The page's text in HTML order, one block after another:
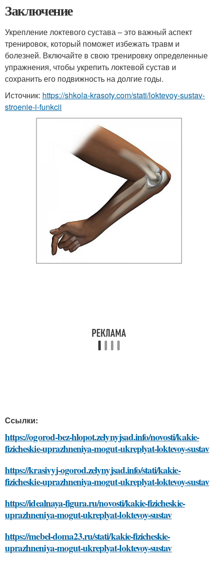
Заключение
Укрепление локтевого сустава – это важный аспект
тренировок, который поможет избежать травм и
болезней. Включайте в свою тренировку определенные
упражнения, чтобы укрепить локтевой сустав и
сохранить его подвижность на долгие годы.
Источник: https://shkola-krasoty.com/stati/loktevoy-sustav-
stroenie-i-funkcii
Ссылки:
https://ogorod-bez-hlopot.zelynyjsad.info/novosti/kakie-
fizicheskie-uprazhneniya-mogut-ukreplyat-loktevoy-sustav
https://krasivyj-ogorod.zelynyjsad.info/stati/kakie-
fizicheskie-uprazhneniya-mogut-ukreplyat-loktevoy-sustav
https://idealnaya-figura.ru/novosti/kakie-fizicheskie-
uprazhneniya-mogut-ukreplyat-loktevoy-sustav
https://mebel-doma23.ru/stati/kakie-fizicheskie-
uprazhneniya-mogut-ukreplyat-loktevoy-sustav